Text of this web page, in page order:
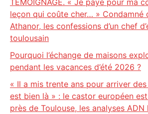
TEMOIGNAGE. « Je paye pour ma
leçon qui coûte cher… » Condamné
Athanor, les confessions d’un chef
toulousain
Pourquoi l’échange de maisons
pendant les vacances d’été 2026 ?
« Il a mis trente ans pour arriver
est bien là » : le castor européen
près de Toulouse, les analyses